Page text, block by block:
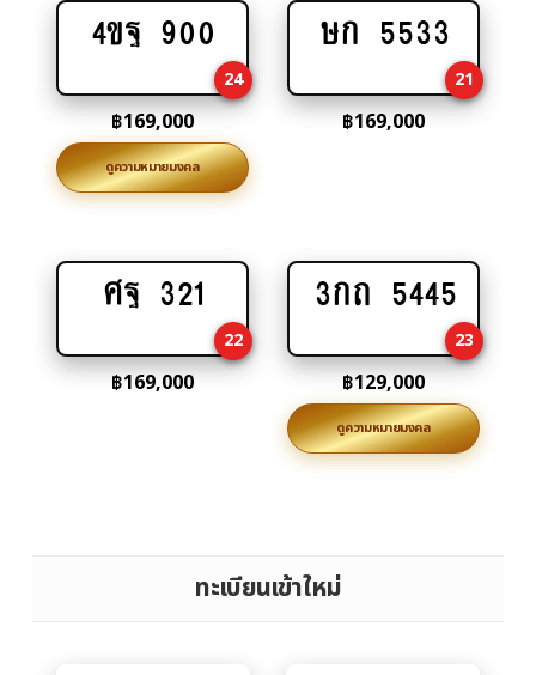
Add
cart
4ขฐ 900
24
฿169,000
ดูความหมายมงคล
Add
cart
ษก 5533
21
฿169,000
Add
cart
ศฐ 321
22
฿169,000
Add
cart
3กถ 5445
23
฿129,000
ดูความหมายมงคล
ทะเบียนเข้าใหม่